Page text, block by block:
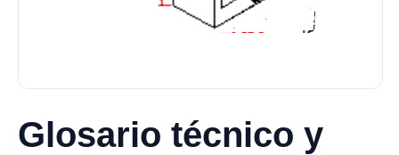
Glosario técnico y